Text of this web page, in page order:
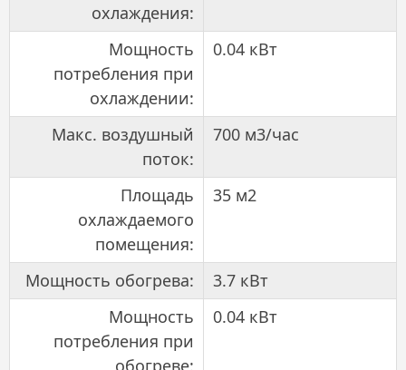
охлаждения:
Мощность
потребления при
охлаждении:
0.04 кВт
Макс. воздушный
поток:
700 м3/час
Площадь
охлаждаемого
помещения:
35 м2
Мощность обогрева:
3.7 кВт
Мощность
потребления при
обогреве:
0.04 кВт